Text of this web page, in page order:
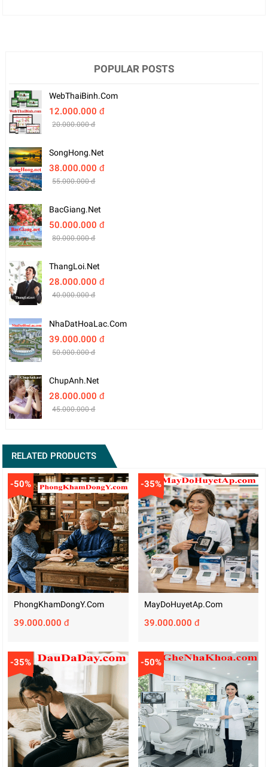
POPULAR POSTS
WebThaiBinh.com
12.000.000 đ
20.000.000 đ
SongHong.net
38.000.000 đ
55.000.000 đ
BacGiang.net
50.000.000 đ
80.000.000 đ
ThangLoi.net
28.000.000 đ
40.000.000 đ
NhaDatHoaLac.com
39.000.000 đ
50.000.000 đ
ChupAnh.net
28.000.000 đ
45.000.000 đ
RELATED PRODUCTS
-50%
PhongKhamDongY.com
39.000.000 đ
-35%
MayDoHuyetAp.com
39.000.000 đ
-35% -50%